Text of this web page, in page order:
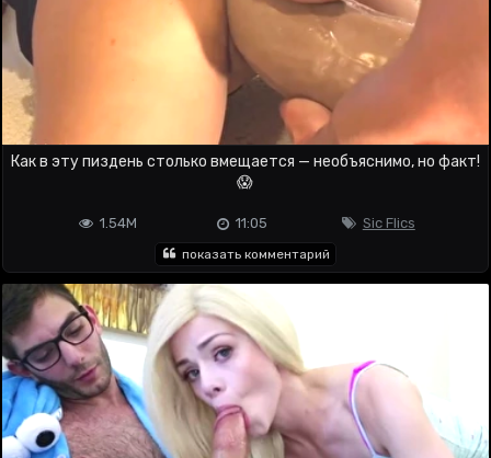
Как в эту пиздень столько вмещается — необъяснимо, но факт!
😱
Sic Flics
11:05
1.54M
показать комментарий